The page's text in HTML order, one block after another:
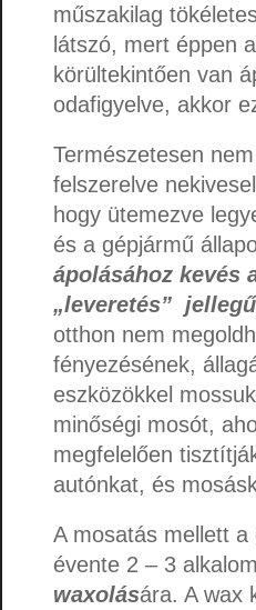
műszakilag
látszó, mert éppen
körültekintően van
odafigyelve, akkor
Természetesen
felszerelve
hogy ütemezve
és a gépjármű
ápolásához kevés
„leveretés”
otthon nem
fényezésének,
eszközökkel
minőségi mosót,
megfelelően
autónkat, és
A mosatás mellett
évente 2 – 3
waxolására. A wax